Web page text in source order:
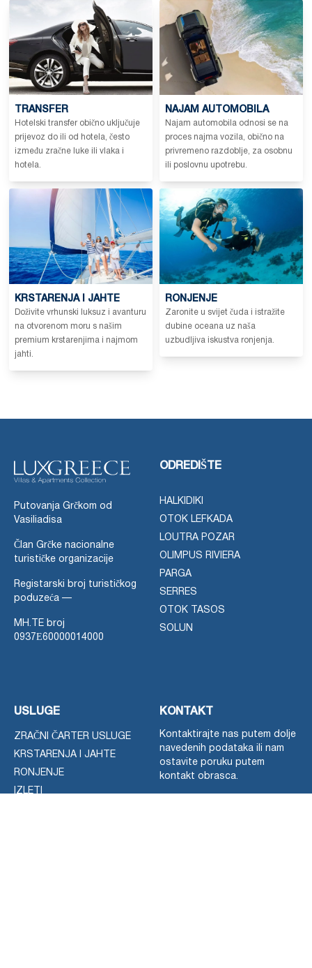
TRANSFER
Hotelski transfer obično uključuje
prijevoz do ili od hotela, često
između zračne luke ili vlaka i
hotela.
NAJAM AUTOMOBILA
Najam automobila odnosi se na
proces najma vozila, obično na
privremeno razdoblje, za osobnu
ili poslovnu upotrebu.
KRSTARENJA I JAHTE
Doživite vrhunski luksuz i avanturu
na otvorenom moru s našim
premium krstarenjima i najmom
jahti.
RONJENJE
Zaronite u svijet čuda i istražite
dubine oceana uz naša
uzbudljiva iskustva ronjenja.
Putovanja Grčkom od
Vasiliadisa
Član Grčke nacionalne
turističke organizacije
Registarski broj turističkog
poduzeća —
MH.TE broj
0937Ε60000014000
ODREDIŠTE
HALKIDIKI
OTOK LEFKADA
LOUTRA POZAR
OLIMPUS RIVIERA
PARGA
SERRES
OTOK TASOS
SOLUN
USLUGE
ZRAČNI ČARTER USLUGE
KRSTARENJA I JAHTE
RONJENJE
IZLETI
KONTAKT
Kontaktirajte nas putem dolje
navedenih podataka ili nam
ostavite poruku putem
kontakt obrasca.